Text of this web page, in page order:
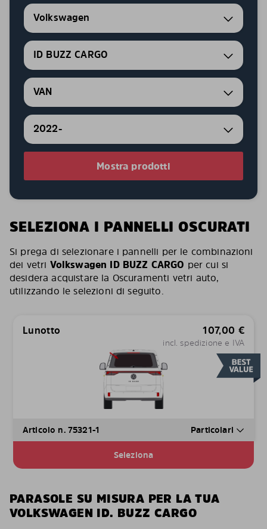
Volkswagen
ID BUZZ CARGO
VAN
2022-
Mostra prodotti
SELEZIONA I PANNELLI OSCURATI
Si prega di selezionare i pannelli per le combinazioni
dei vetri Volkswagen ID BUZZ CARGO per cui si
desidera acquistare la Oscuramenti vetri auto,
utilizzando le selezioni di seguito.
Lunotto 107,00 €
incl. spedizione e IVA
Articolo n. 75321-1 Particolari
Seleziona
PARASOLE SU MISURA PER LA TUA
VOLKSWAGEN ID. BUZZ CARGO